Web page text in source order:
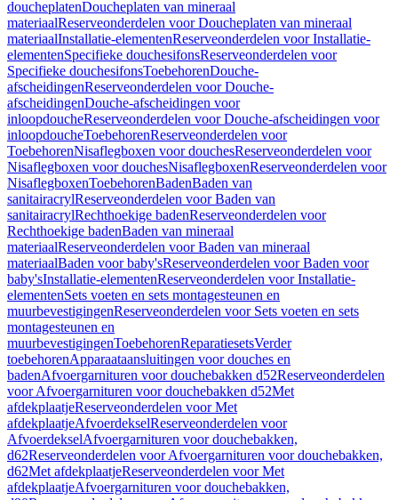
doucheplatenDoucheplaten van mineraal
materiaalReserveonderdelen voor Doucheplaten van mineraal
materiaalInstallatie-elementenReserveonderdelen voor Installatie-
elementenSpecifieke douchesifonsReserveonderdelen voor
Specifieke douchesifonsToebehorenDouche-
afscheidingenReserveonderdelen voor Douche-
afscheidingenDouche-afscheidingen voor
inloopdoucheReserveonderdelen voor Douche-afscheidingen voor
inloopdoucheToebehorenReserveonderdelen voor
ToebehorenNisaflegboxen voor douchesReserveonderdelen voor
Nisaflegboxen voor douchesNisaflegboxenReserveonderdelen voor
NisaflegboxenToebehorenBadenBaden van
sanitairacrylReserveonderdelen voor Baden van
sanitairacrylRechthoekige badenReserveonderdelen voor
Rechthoekige badenBaden van mineraal
materiaalReserveonderdelen voor Baden van mineraal
materiaalBaden voor baby'sReserveonderdelen voor Baden voor
baby'sInstallatie-elementenReserveonderdelen voor Installatie-
elementenSets voeten en sets montagesteunen en
muurbevestigingenReserveonderdelen voor Sets voeten en sets
montagesteunen en
muurbevestigingenToebehorenReparatiesetsVerder
toebehorenApparaataansluitingen voor douches en
badenAfvoergarnituren voor douchebakken d52Reserveonderdelen
voor Afvoergarnituren voor douchebakken d52Met
afdekplaatjeReserveonderdelen voor Met
afdekplaatjeAfvoerdekselReserveonderdelen voor
AfvoerdekselAfvoergarnituren voor douchebakken,
d62Reserveonderdelen voor Afvoergarnituren voor douchebakken,
d62Met afdekplaatjeReserveonderdelen voor Met
afdekplaatjeAfvoergarnituren voor douchebakken,